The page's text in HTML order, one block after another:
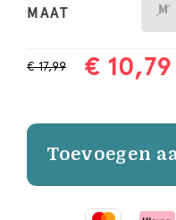
MAAT M
€ 17,99 € 10,79
Toevoegen